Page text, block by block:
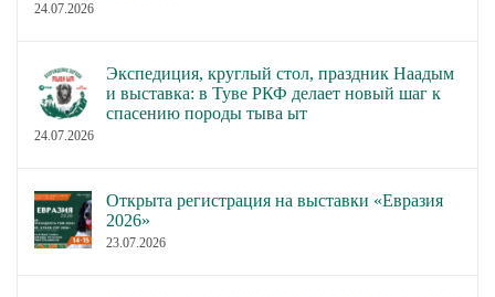
24.07.2026
Экспедиция, круглый стол, праздник Наадым
и выставка: в Туве РКФ делает новый шаг к
спасению породы тыва ыт
24.07.2026
Открыта регистрация на выставки «Евразия
2026»
23.07.2026